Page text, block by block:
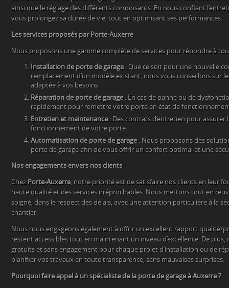
ainsi que le réglage des différents composants. En nous confiant
vous prolongez sa durée de vie, tout en optimisant ses performances.
Les services proposés par Porte-Auxerre
Nous proposons une gamme complète de services pour répondre à
Installation de porte de garage: Que ce soit pour une nouvelle
remplacement d’un modèle existant, nous vous conseillons sur
adaptée à vos besoins.
Réparation de porte de garage: En cas de panne ou de
rapidement pour remettre votre porte en état de
Entretien et maintenance: Des contrats d’entretien pour assurer
fonctionnement de votre porte.
Automatisation de porte de garage: Nous proposons des
porte de garage afin de vous offrir un confort optimal et une
Nos engagements envers nos clients
Chez Porte-Auxerre, notre priorité est de satisfaire nos clients en leur
haute qualité et des services irréprochables. Nous mettons tout en
soigné, dans le respect des délais, avec une attention particulière à la
chantier.
Nous nous engageons également à offrir un excellent rapport qualité/
restent accessibles tout en maintenant un niveau d’excellence. De
gratuits et sans engagement pour chaque projet d’installation ou de
planifier vos travaux en toute transparence, sans mauvaises surprises.
Pourquoi faire appel à un spécialiste de la porte de garage à Auxerre ?